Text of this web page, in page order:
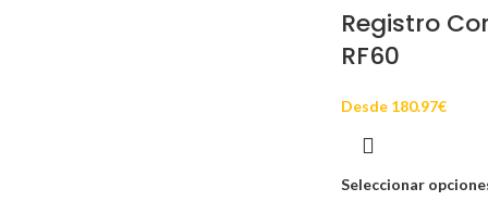
Registro
RF60
Desde 180.97€
Seleccionar